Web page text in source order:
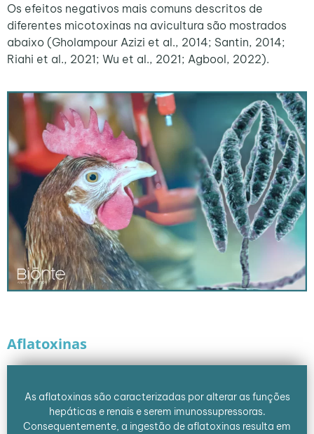
Os efeitos negativos mais comuns descritos de
diferentes micotoxinas na avicultura são mostrados
abaixo (Gholampour Azizi et al., 2014; Santin, 2014;
Riahi et al., 2021; Wu et al., 2021; Agbool, 2022).
Aflatoxinas
As aflatoxinas são caracterizadas por alterar as funções
hepáticas e renais e serem imunossupressoras.
Consequentemente, a ingestão de aflatoxinas resulta em